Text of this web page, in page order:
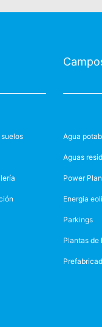
Agua
Aguas
Power
Energia
Parkings
Plantas de